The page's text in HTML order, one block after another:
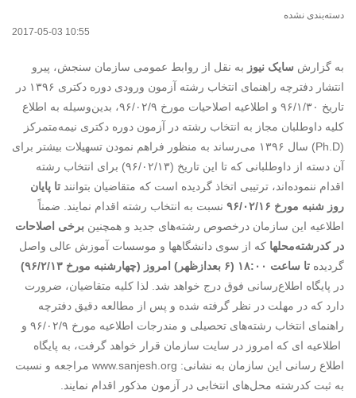
دسته‌بندی نشده
2017-05-03 10:55
به گزارش سایک نیوز به نقل از روابط عمومی سازمان سنجش، پیرو
انتشار دفترچه راهنمای انتخاب رشته آزمون ورودی دوره دکتری ۱۳۹۶ در
تاریخ ۹۶/۱/۳۰ و اطلاعیه اصلاحیات مورخ ۹۶/۰۲/۹، بدین‌وسیله به اطلاع
کلیه داوطلبان مجاز به انتخاب رشته در آزمون دوره دکتری نیمه‌متمرکز
(Ph.D) سال ۱۳۹۶ می‌رساند به منظور فراهم نمودن تسهیلات بیشتر برای
آن دسته از داوطلبانی که تا این تاریخ (۹۶/۰۲/۱۳) برای انتخاب رشته
اقدام ننموده‌اند، ترتیبی اتخاذ گردیده است که متقاضیان بتوانند تا پایان
روز شنبه مورخ ۹۶/۰۲/۱۶
نسبت به انتخاب رشته اقدام نمایند. ضمناً
اطلاعیه این سازمان درخصوص رشته‌های جدید و همچنین برخی اصلاحات
در کدرشته‌محلها که از سوی دانشگاهها و موسسات آموزش عالی واصل
گردیده تا ساعت ۱۸:۰۰ (۶ بعدازظهر) امروز (چهارشنبه مورخ ۹۶/۲/۱۳)
در پایگاه اطلاع‌رسانی فوق درج خواهد شد. لذا کلیه متقاضیان، ضرورت
دارد که در مهلت در نظر گرفته شده و پس از مطالعه دقیق دفترچه
راهنمای انتخاب رشته‌های تحصیلی و مندرجات اطلاعیه مورخ ۹۶/۰۲/۹ و
اطلاعیه ای که امروز در سایت سازمان قرار خواهد گرفت، به پایگاه
اطلاع رسانی این سازمان به نشانی: www.sanjesh.org مراجعه و نسبت
به ثبت کدرشته محل‌های انتخابی در آزمون مذکور اقدام نمایند.